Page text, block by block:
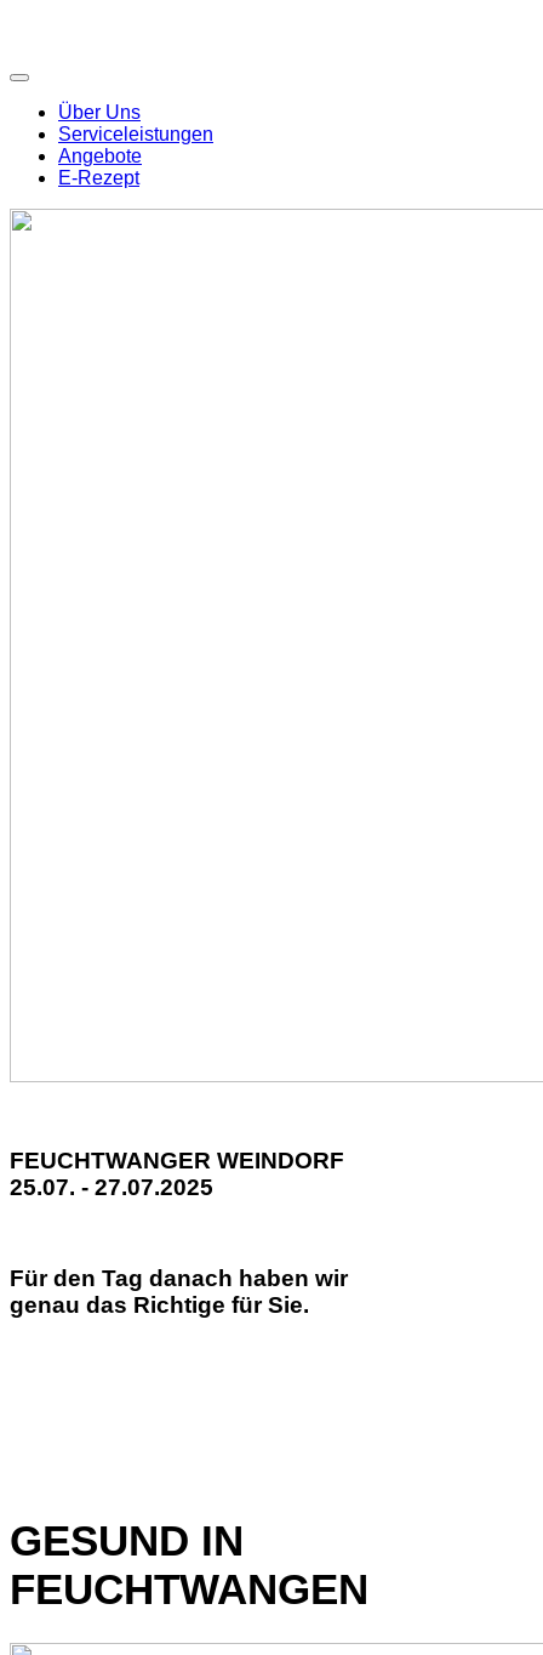
Über Uns
Serviceleistungen
Angebote
E-Rezept
FEUCHTWANGER WEINDORF
25.07. - 27.07.2025
Für den Tag danach haben wir
genau das Richtige für Sie.
GESUND IN
FEUCHTWANGEN